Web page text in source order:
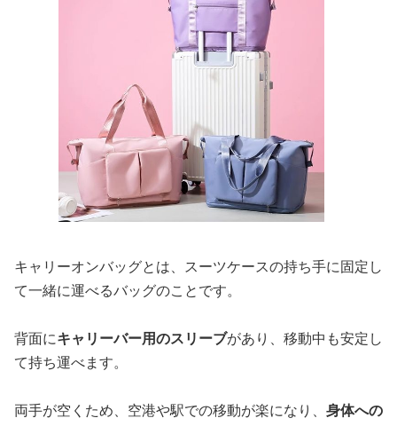
キャリーオンバッグとは、スーツケースの持ち手に固定し
て一緒に運べるバッグのことです。
背面にキャリーバー用のスリーブがあり、移動中も安定し
て持ち運べます。
両手が空くため、空港や駅での移動が楽になり、 身体への